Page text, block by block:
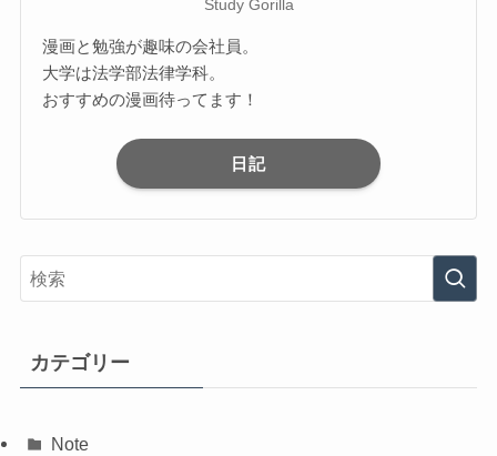
Study Gorilla
漫画と勉強が趣味の会社員。
大学は法学部法律学科。
おすすめの漫画待ってます！
日記
カテゴリー
Note